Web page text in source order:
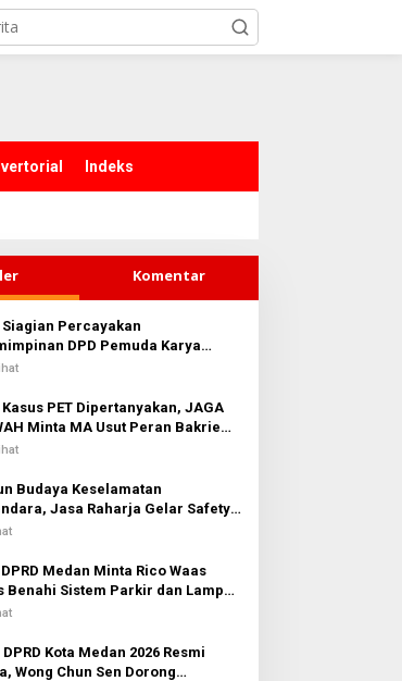
Indeks
Kota Medan
Wong
Digital
Sidang Dugaan Korupsi MFF
Cacat Hukum LHP
Inspektorat
Komentar
Siagian Percayakan
DPD Pemuda Karya
Kota Medan kepada Josef
PET Dipertanyakan, JAGA
Minta MA Usut Peran Bakrie
Budaya Keselamatan
Jasa Raharja Gelar Safety
di PT Pasifik Medan Industri
Medan Minta Rico Waas
Benahi Sistem Parkir dan Lampu
Padam
Kota Medan 2026 Resmi
Wong Chun Sen Dorong